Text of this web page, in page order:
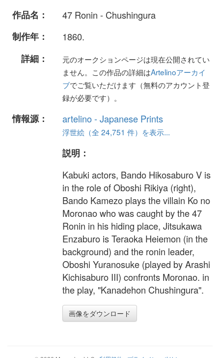
作品名：
47 Ronin - Chushingura
制作年：
1860.
詳細：
元のオークションページは現在公開されてい
ません。この作品の詳細はArtelinoアーカイ
ブでご覧いただけます（無料のアカウント登
録が必要です）。
情報源： artelino - Japanese Prints
浮世絵（全 24,751 件）を表示...
説明：
Kabuki actors, Bando Hikosaburo V is
in the role of Oboshi Rikiya (right),
Bando Kamezo plays the villain Ko no
Moronao who was caught by the 47
Ronin in his hiding place, Jitsukawa
Enzaburo is Teraoka Heiemon (in the
background) and the ronin leader,
Oboshi Yuranosuke (played by Arashi
Kichisaburo III) confronts Moronao. in
the play, "Kanadehon Chushingura".
画像をダウンロード